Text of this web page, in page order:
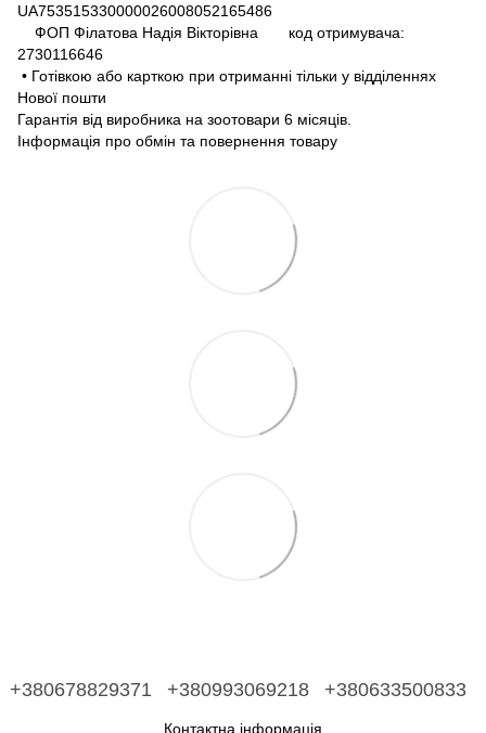
UA753515330000026008052165486
ФОП Філатова Надія Вікторівна код отримувача:
2730116646
• Готівкою або карткою при отриманні тільки у відділеннях
Нової пошти
Гарантія від виробника на зоотовари 6 місяців.
Інформація про обмін та повернення товару
+380678829371 +380993069218 +380633500833
Контактна інформація